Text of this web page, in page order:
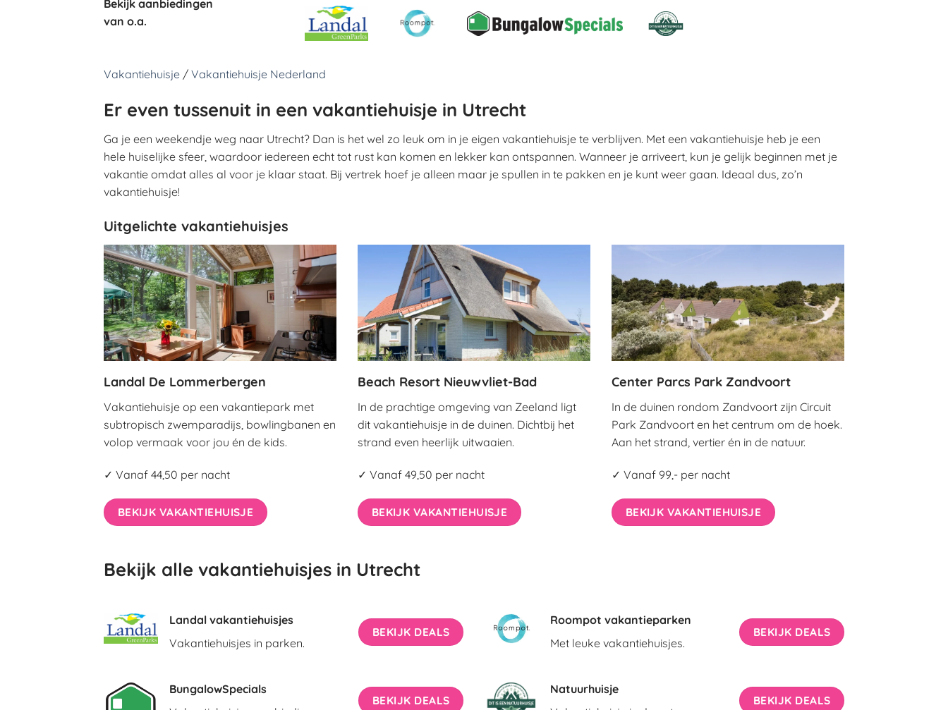
Bekijk aanbiedingen
van o.a.
Vakantiehuisje / Vakantiehuisje Nederland
Er even tussenuit in een vakantiehuisje in Utrecht
Ga je een weekendje weg naar Utrecht? Dan is het wel zo leuk om in je eigen vakantiehuisje te verblijven. Met een vakantiehuisje heb je een
hele huiselijke sfeer, waardoor iedereen echt tot rust kan komen en lekker kan ontspannen. Wanneer je arriveert, kun je gelijk beginnen met je
vakantie omdat alles al voor je klaar staat. Bij vertrek hoef je alleen maar je spullen in te pakken en je kunt weer gaan. Ideaal dus, zo’n
vakantiehuisje!
Uitgelichte vakantiehuisjes
Landal De Lommerbergen
Vakantiehuisje op een vakantiepark met
subtropisch zwemparadijs, bowlingbanen en
volop vermaak voor jou én de kids.
✓ Vanaf 44,50 per nacht
BEKIJK VAKANTIEHUISJE
Beach Resort Nieuwvliet-Bad
In de prachtige omgeving van Zeeland ligt
dit vakantiehuisje in de duinen. Dichtbij het
strand even heerlijk uitwaaien.
✓ Vanaf 49,50 per nacht
BEKIJK VAKANTIEHUISJE
Center Parcs Park Zandvoort
In de duinen rondom Zandvoort zijn Circuit
Park Zandvoort en het centrum om de hoek.
Aan het strand, vertier én in de natuur.
✓ Vanaf 99,- per nacht
BEKIJK VAKANTIEHUISJE
Bekijk alle vakantiehuisjes in Utrecht
Landal vakantiehuisjes
Vakantiehuisjes in parken.
BEKIJK DEALS
BungalowSpecials
BEKIJK DEALS
Roompot vakantieparken
Met leuke vakantiehuisjes.
BEKIJK DEALS
Natuurhuisje
BEKIJK DEALS